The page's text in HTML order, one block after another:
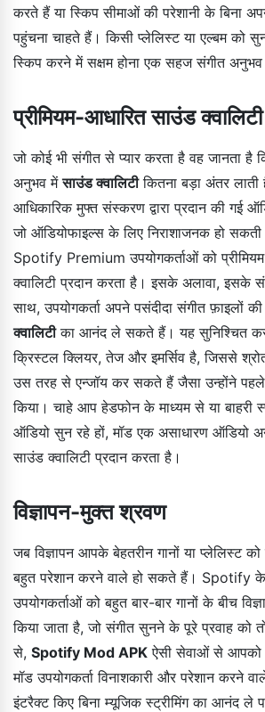
करते हैं या स्किप सीमाओं की परेशानी के बिना
पहुंचना चाहते हैं। किसी प्लेलिस्ट या एल्बम को
स्किप करने में सक्षम होना एक सहज संगीत अनुभव
प्रीमियम-आधारित साउंड क्वालिटी
जो कोई भी संगीत से प्यार करता है वह जानता है
अनुभव मेंसाउंड क्वालिटीकितना बड़ा अंतर
आधिकारिक मुफ्त संस्करण द्वारा प्रदान की गई
जो ऑडियोफाइल्स के लिए निराशाजनक हो
Spotify Premium उपयोगकर्ताओं को
क्वालिटी प्रदान करता है। इसके अलावा, इसके
साथ, उपयोगकर्ता अपने पसंदीदा संगीत फ़ाइलों की
क्वालिटीका आनंद ले सकते हैं। यह सुनिश्चित
क्रिस्टल क्लियर, तेज और इमर्सिव है, जिससे
उस तरह से एन्जॉय कर सकते हैं जैसा उन्होंने
किया। चाहे आप हेडफोन के माध्यम से या बाहरी
ऑडियो सुन रहे हों, मॉड एक असाधारण ऑडियो
साउंड क्वालिटी प्रदान करता है।
विज्ञापन-मुक्त श्रवण
जब विज्ञापन आपके बेहतरीन गानों या प्लेलिस्ट
बहुत परेशान करने वाले हो सकते हैं। Spotify के
उपयोगकर्ताओं को बहुत बार-बार गानों के बीच
किया जाता है, जो संगीत सुनने के पूरे प्रवाह को
से, Spotify Mod APK ऐसी सेवाओं से आपको
मॉड उपयोगकर्ता विनाशकारी और परेशान करने
इंटरैक्ट किए बिना म्यूजिक स्ट्रीमिंग का आनंद ले